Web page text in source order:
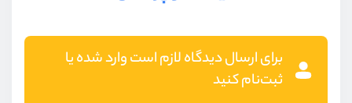
برای ارسال دیدگاه لازم است وارد شده یا
ثبت‌نام کنید